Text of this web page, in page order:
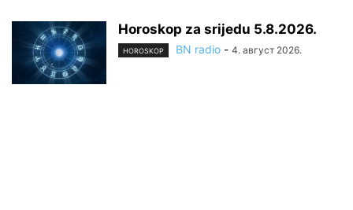
Horoskop za srijedu 5.8.2026.
HOROSKOP BN radio - 4. август 2026.